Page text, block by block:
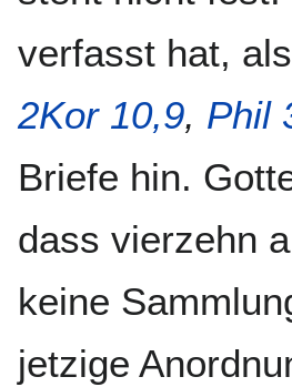
verfasst hat,
2Kor 10,9, Phil
Briefe hin.
dass vierzehn
keine
jetzige